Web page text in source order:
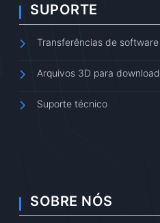
SUPORTE
Transferências de software
Arquivos 3D para download
Suporte técnico
SOBRE NÓS